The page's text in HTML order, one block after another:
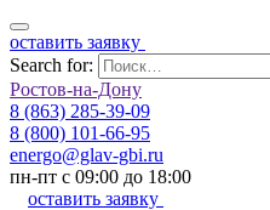
оставить заявку
Search for:
Ростов-на-Дону
8 (863) 285-39-09
8 (800) 101-66-95
energo@glav-gbi.ru
пн-пт с 09:00 до 18:00
оставить заявку